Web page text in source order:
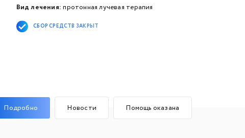
Вид лечения: протонная лучевая терапия
СБОР СРЕДСТВ ЗАКРЫТ
Подробно Новости Помощь оказана